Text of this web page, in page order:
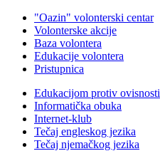
"Oazin" volonterski centar
Volonterske akcije
Baza volontera
Edukacije volontera
Pristupnica
Edukacijom protiv ovisnosti
Informatička obuka
Internet-klub
Tečaj engleskog jezika
Tečaj njemačkog jezika